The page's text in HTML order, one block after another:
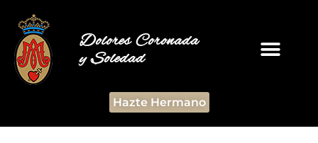
Dolores Coronada
y Soledad
Hazte Hermano